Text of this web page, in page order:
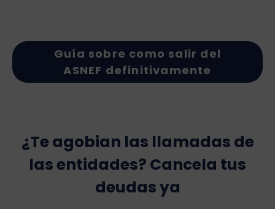
Guía sobre como salir del
ASNEF definitivamente
¿Te agobian las llamadas de
las entidades? Cancela tus
deudas ya